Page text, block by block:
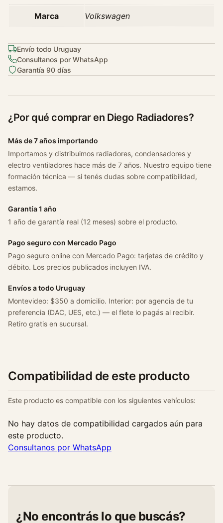
0
c
a
n
i
a
Marca Volkswagen
Envío todo Uruguay
Consultanos por WhatsApp
Garantía 90 días
¿Por qué comprar en Diego Radiadores?
Más de 7 años importando
Importamos y distribuimos radiadores, condensadores y
electro ventiladores hace más de 7 años. Nuestro equipo tiene
formación técnica — si tenés dudas sobre compatibilidad,
estamos.
Garantía 1 año
1 año de garantía real (12 meses) sobre el producto.
Pago seguro con Mercado Pago
Pago seguro online con Mercado Pago: tarjetas de crédito y
débito. Los precios publicados incluyen IVA.
Envíos a todo Uruguay
Montevideo: $350 a domicilio. Interior: por agencia de tu
preferencia (DAC, UES, etc.) — el flete lo pagás al recibir.
Retiro gratis en sucursal.
Compatibilidad de este producto
Este producto es compatible con los siguientes vehículos:
No hay datos de compatibilidad cargados aún para
este producto.
Consultanos por WhatsApp
¿No encontrás lo que buscás?